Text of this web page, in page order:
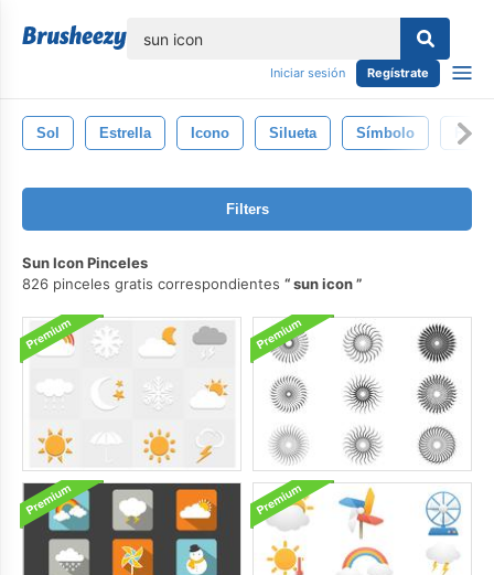
Iniciar sesión Regístrate
Sol Estrella Icono Silueta Símbolo
Filters
Sun Icon Pinceles
826 pinceles gratis correspondientes
sun icon